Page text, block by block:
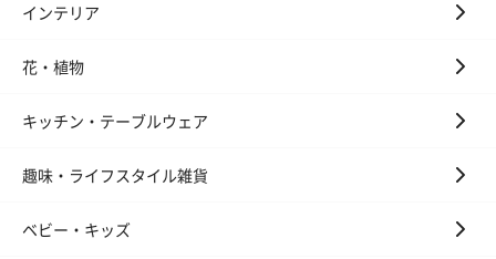
お酒
お酒を同梱してお届けいたします。
※20歳未満の方への酒類の販売はいたしません。
インテリア
花・植物
キッチン・テーブルウェア
趣味・ライフスタイル雑貨
ベビー・キッズ